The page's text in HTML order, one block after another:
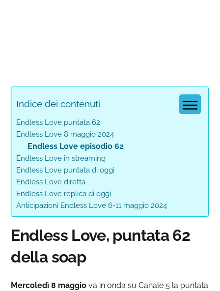
Indice dei contenuti
Endless Love puntata 62
Endless Love 8 maggio 2024
Endless Love episodio 62
Endless Love in streaming
Endless Love puntata di oggi
Endless Love diretta
Endless Love replica di oggi
Anticipazioni Endless Love 6-11 maggio 2024
Endless Love, puntata 62
della soap
Mercoledì 8 maggio va in onda su Canale 5 la puntata